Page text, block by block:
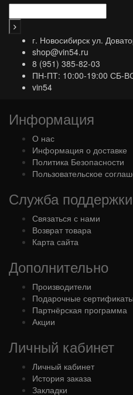
г. Новосибирск ул.
shop@vin54.ru
8 (951) 385-82-03
ПН-ПТ: 10:00-19:00 СБ-
vin54
Информация
О нас
Информация о доставке
Политика Безопасности
Пользовательское
Служба поддержки
Связаться с нами
Возврат товара
Карта сайта
Дополнительно
Производители
Подарочные сертификаты
Партнёрская программа
Акции
Личный кабинет
Личный кабинет
История заказа
Закладки